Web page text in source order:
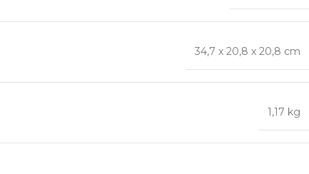
34,7 x 20,8 x 20,8 cm
1,17 kg